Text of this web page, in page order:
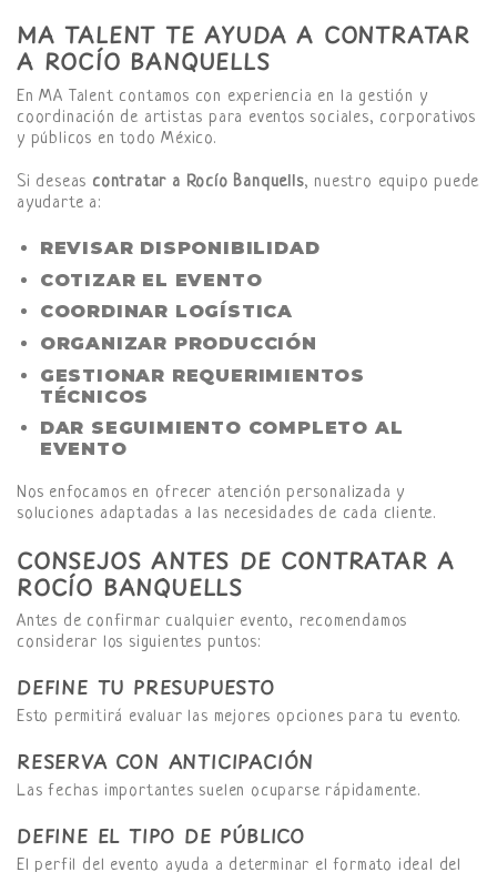
MA TALENT TE AYUDA A CONTRATAR
A ROCÍO BANQUELLS
En MA Talent contamos con experiencia en la gestión y
coordinación de artistas para eventos sociales, corporativos
y públicos en todo México.
Si deseas contratar a Rocío Banquells, nuestro equipo puede
ayudarte a:
REVISAR DISPONIBILIDAD
COTIZAR EL EVENTO
COORDINAR LOGÍSTICA
ORGANIZAR PRODUCCIÓN
GESTIONAR REQUERIMIENTOS
TÉCNICOS
DAR SEGUIMIENTO COMPLETO AL
EVENTO
Nos enfocamos en ofrecer atención personalizada y
soluciones adaptadas a las necesidades de cada cliente.
CONSEJOS ANTES DE CONTRATAR A
ROCÍO BANQUELLS
Antes de confirmar cualquier evento, recomendamos
considerar los siguientes puntos:
DEFINE TU PRESUPUESTO
Esto permitirá evaluar las mejores opciones para tu evento.
RESERVA CON ANTICIPACIÓN
Las fechas importantes suelen ocuparse rápidamente.
DEFINE EL TIPO DE PÚBLICO
El perfil del evento ayuda a determinar el formato ideal del